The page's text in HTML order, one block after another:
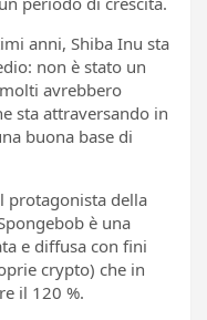
anni, Shiba Inu sta
non è stato un
avrebbero
sta attraversando in
buona base di
protagonista della
è una
e diffusa con fini
crypto) che in
il 120 %.